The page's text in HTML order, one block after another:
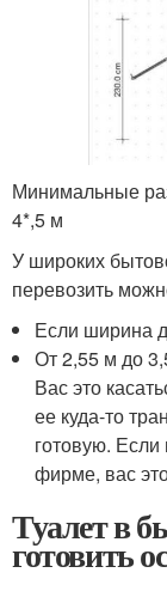
Минимальные
4*,5 м
У широких
перевозить
Если ширина
От 2,55 м до
Вас это
ее куда-то
готовую. Если
фирме, вас
Туалет в
готовить